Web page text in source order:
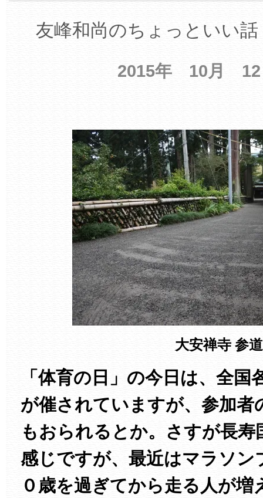
友峰和尚のちょっといい
2015年 10月
大安禅寺 参道
「体育の日」の今日は、全
が催されていますが、参加者
もおられるとか。さすが長寿
感じですが、最近はマラソン
０歳を過ぎてから走る人が